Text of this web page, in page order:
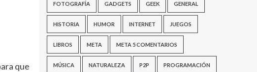
que
FOTOGRAFÍA GADGETS GEEK GENERAL
HISTORIA HUMOR INTERNET JUEGOS
LIBROS META META 5 COMENTARIOS
MÚSICA NATURALEZA P2P PROGRAMACIÓN